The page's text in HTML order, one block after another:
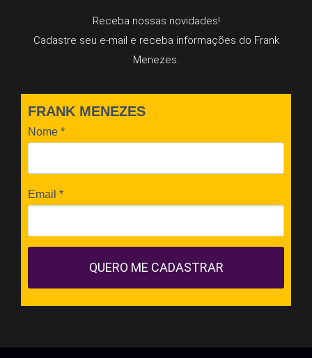
Receba nossas novidades!
Cadastre seu e-mail e receba informações do Frank
Menezes.
FRANK MENEZES
Nome *
Email *
QUERO ME CADASTRAR